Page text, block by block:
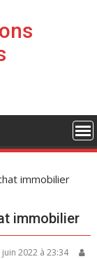
immobilier
immobilier
2022 à 23:34